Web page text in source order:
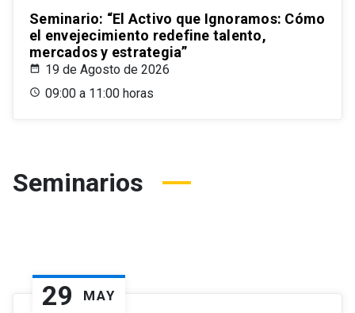
Seminario: “El Activo que Ignoramos: Cómo
el envejecimiento redefine talento,
mercados y estrategia”
19 de Agosto de 2026
09:00 a 11:00 horas
Seminarios
29 MAY